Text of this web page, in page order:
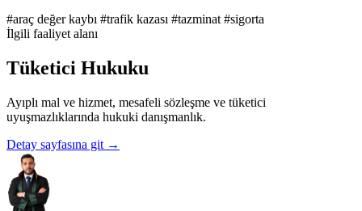
#araç değer kaybı #trafik kazası #tazminat #sigorta
İlgili faaliyet alanı
Tüketici Hukuku
Ayıplı mal ve hizmet, mesafeli sözleşme ve tüketici
uyuşmazlıklarında hukuki danışmanlık.
Detay sayfasına git →